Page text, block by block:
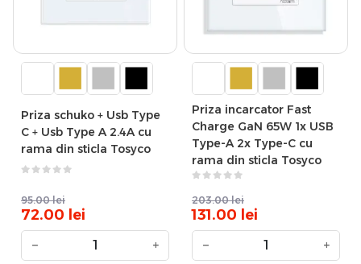
Priza schuko + Usb Type
C + Usb Type A 2.4A cu
rama din sticla Tosyco
95.00 lei
72.00 lei
− +
Priza incarcator Fast
Charge GaN 65W 1x USB
Type-A 2x Type-C cu
rama din sticla Tosyco
203.00 lei
131.00 lei
− +